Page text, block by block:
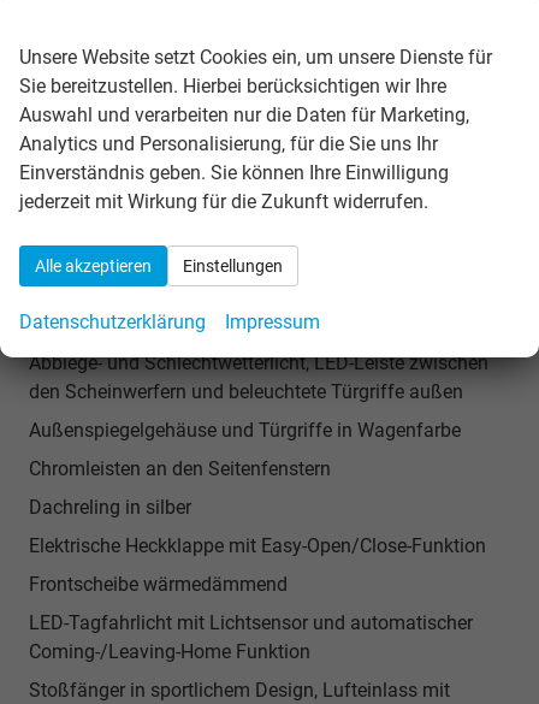
Totwinkelassistent "Side Assist" inkl. Ausparkassistent &
Ausstiegswarnsystem
Verkehrszeichenerkennung
Außen
IQ.Light HD-Matrix-LED:HD-Matrix-LED-Scheinwerfer
IQ.Light, LED-Rückleuchten mit dynamischen Blinkern,
Dynamisches Kurvenlicht mit Lichtlängenanpassung,
Abbiege- und Schlechtwetterlicht, LED-Leiste zwischen
den Scheinwerfern und beleuchtete Türgriffe außen
Außenspiegelgehäuse und Türgriffe in Wagenfarbe
Chromleisten an den Seitenfenstern
Dachreling in silber
Elektrische Heckklappe mit Easy-Open/Close-Funktion
Frontscheibe wärmedämmend
LED-Tagfahrlicht mit Lichtsensor und automatischer
Coming-/Leaving-Home Funktion
Stoßfänger in sportlichem Design, Lufteinlass mit
Unsere Website setzt Cookies ein, um unsere Dienste für
Sie bereitzustellen. Hierbei berücksichtigen wir Ihre
Auswahl und verarbeiten nur die Daten für Marketing,
Analytics und Personalisierung, für die Sie uns Ihr
Einverständnis geben. Sie können Ihre Einwilligung
jederzeit mit Wirkung für die Zukunft widerrufen.
Alle akzeptieren Einstellungen
Datenschutzerklärung Impressum